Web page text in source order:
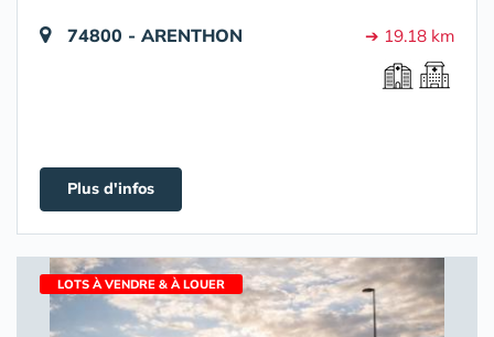
74800 - ARENTHON ➔ 19.18 km
Plus d'infos
LOTS À VENDRE & À LOUER